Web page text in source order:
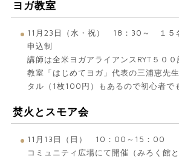
ヨガ教室
11月23日（水・祝） 18：30～ １
申込制
講師は全米ヨガアライアンスRYT５０
教室「はじめてヨガ」代表の三浦恵先
タル（1枚100円）もあるので初心者で
焚火とスモア会
11月13日（日） 10：00～15：00
コミュニティ広場にて開催（みろく館と